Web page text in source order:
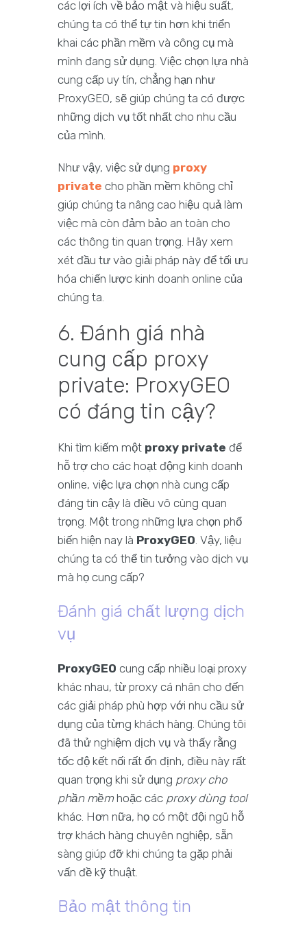
các lợi ích về bảo mật và hiệu suất,
chúng ta có thể tự tin hơn khi triển
khai các phần mềm và công cụ mà
mình đang sử dụng. Việc chọn lựa nhà
cung cấp uy tín, chẳng hạn như
ProxyGEO, sẽ giúp chúng ta có được
những dịch vụ tốt nhất cho nhu cầu
của mình.
Như vậy, việc sử dụng proxy
private cho phần mềm không chỉ
giúp chúng ta nâng cao hiệu quả làm
việc mà còn đảm bảo an toàn cho
các thông tin quan trọng. Hãy xem
xét đầu tư vào giải pháp này để tối ưu
hóa chiến lược kinh doanh online của
chúng ta.
6. Đánh giá nhà
cung cấp proxy
private: ProxyGEO
có đáng tin cậy?
Khi tìm kiếm một proxy private để
hỗ trợ cho các hoạt động kinh doanh
online, việc lựa chọn nhà cung cấp
đáng tin cậy là điều vô cùng quan
trọng. Một trong những lựa chọn phổ
biến hiện nay là ProxyGEO. Vậy, liệu
chúng ta có thể tin tưởng vào dịch vụ
mà họ cung cấp?
Đánh giá chất lượng dịch
vụ
ProxyGEO cung cấp nhiều loại proxy
khác nhau, từ proxy cá nhân cho đến
các giải pháp phù hợp với nhu cầu sử
dụng của từng khách hàng. Chúng tôi
đã thử nghiệm dịch vụ và thấy rằng
tốc độ kết nối rất ổn định, điều này rất
quan trọng khi sử dụng proxy cho
phần mềm hoặc các proxy dùng tool
khác. Hơn nữa, họ có một đội ngũ hỗ
trợ khách hàng chuyên nghiệp, sẵn
sàng giúp đỡ khi chúng ta gặp phải
vấn đề kỹ thuật.
Bảo mật thông tin